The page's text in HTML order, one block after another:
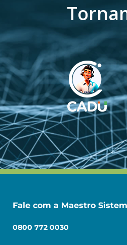
Fale com a Maestro
0800 772 0030